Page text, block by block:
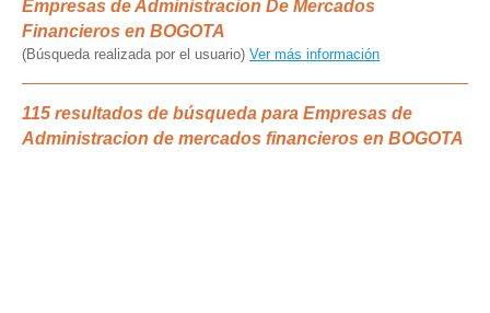
Empresas de Administracion De Mercados
Financieros en BOGOTA
(Búsqueda realizada por el usuario) Ver más información
115 resultados de búsqueda para Empresas de
Administracion de mercados financieros en BOGOTA